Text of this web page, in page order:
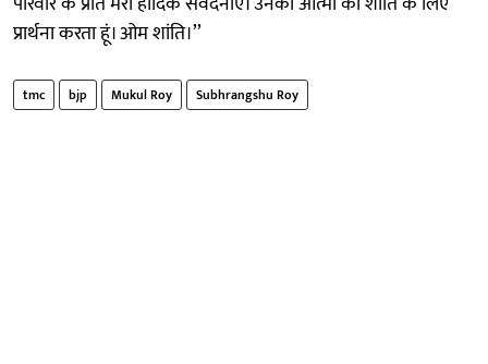
प्रार्थना करता हूं। ओम शांति।’’
tmc bjp Mukul Roy Subhrangshu Roy